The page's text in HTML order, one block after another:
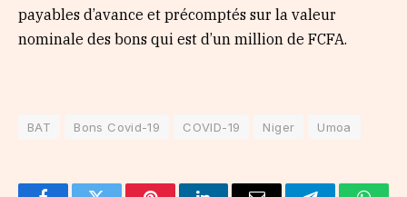
payables d’avance et précomptés sur la valeur
nominale des bons qui est d’un million de FCFA.
BAT Bons Covid-19 COVID-19 Niger Umoa